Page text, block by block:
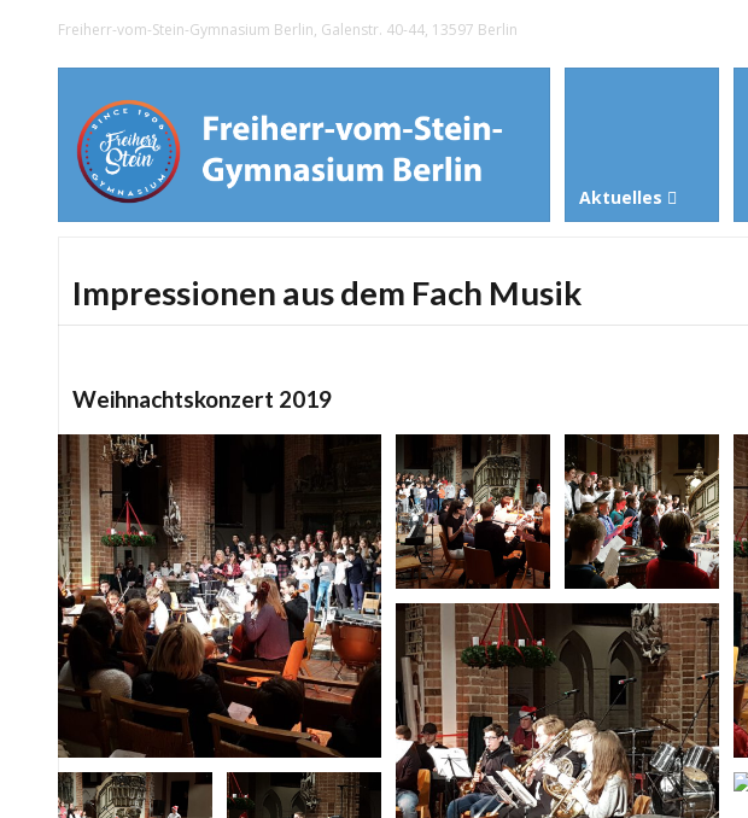
Freiherr-vom-Stein-Gymnasium Berlin, Galenstr. 40-44, 13597 Berlin
Aktuelles
Impressionen aus dem Fach Musik
Weihnachtskonzert 2019